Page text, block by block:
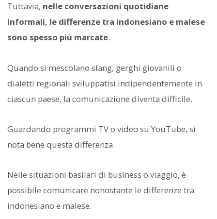
Tuttavia, nelle conversazioni quotidiane
informali, le differenze tra indonesiano e malese
sono spesso più marcate.
Quando si mescolano slang, gerghi giovanili o
dialetti regionali sviluppatisi indipendentemente in
ciascun paese, la comunicazione diventa difficile.
Guardando programmi TV o video su YouTube, si
nota bene questa differenza.
Nelle situazioni basilari di business o viaggio, è
possibile comunicare nonostante le differenze tra
indonesiano e malese.